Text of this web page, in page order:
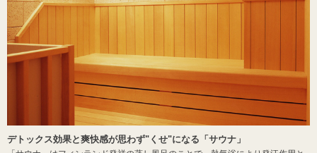
デトックス効果と爽快感が思わず"くせ"になる「サウナ」